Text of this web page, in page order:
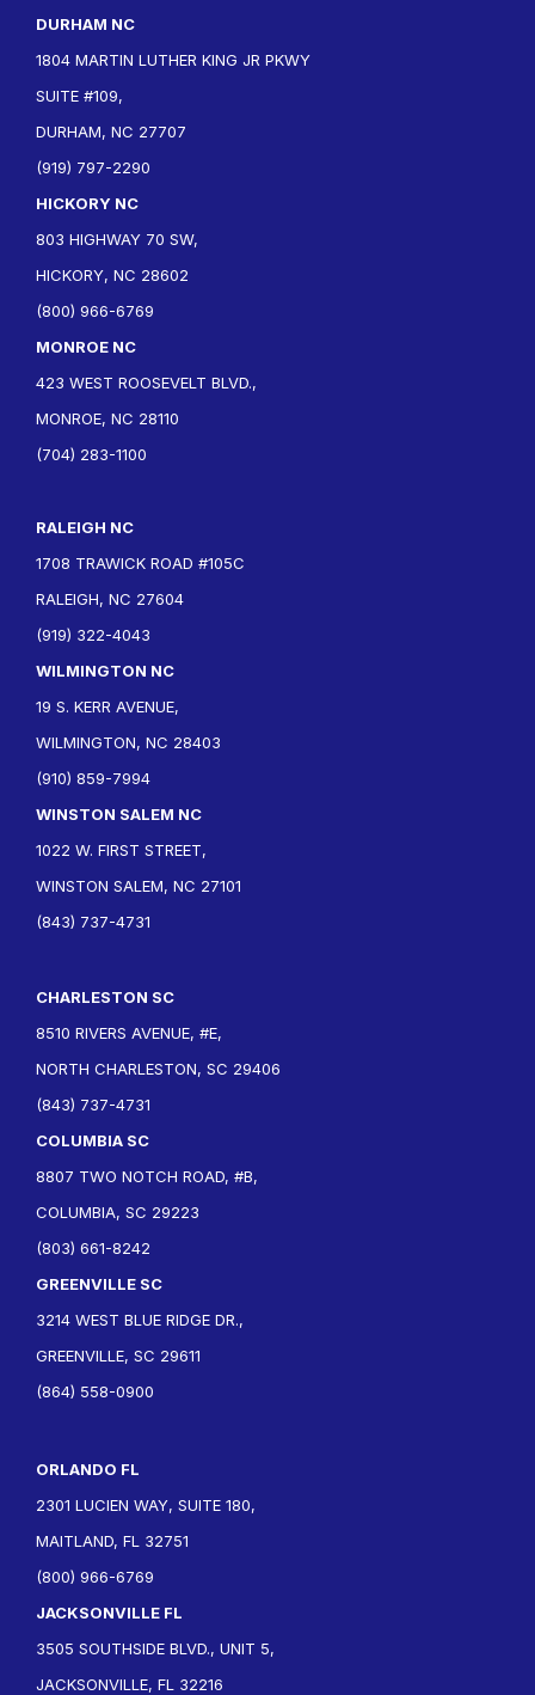
DURHAM NC
1804 MARTIN LUTHER KING JR PKWY
SUITE #109,
DURHAM, NC 27707
(919) 797-2290
HICKORY NC
803 HIGHWAY 70 SW,
HICKORY, NC 28602
(800) 966-6769
MONROE NC
423 WEST ROOSEVELT BLVD.,
MONROE, NC 28110
(704) 283-1100
RALEIGH NC
1708 TRAWICK ROAD #105C
RALEIGH, NC 27604
(919) 322-4043
WILMINGTON NC
19 S. KERR AVENUE,
WILMINGTON, NC 28403
(910) 859-7994
WINSTON SALEM NC
1022 W. FIRST STREET,
WINSTON SALEM, NC 27101
(843) 737-4731
CHARLESTON SC
8510 RIVERS AVENUE, #E,
NORTH CHARLESTON, SC 29406
(843) 737-4731
COLUMBIA SC
8807 TWO NOTCH ROAD, #B,
COLUMBIA, SC 29223
(803) 661-8242
GREENVILLE SC
3214 WEST BLUE RIDGE DR.,
GREENVILLE, SC 29611
(864) 558-0900
ORLANDO FL
2301 LUCIEN WAY, SUITE 180,
MAITLAND, FL 32751
(800) 966-6769
JACKSONVILLE FL
3505 SOUTHSIDE BLVD., UNIT 5,
JACKSONVILLE, FL 32216